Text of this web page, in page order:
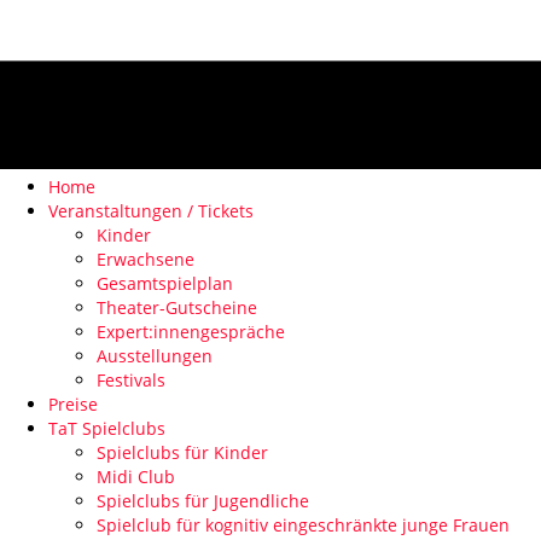
Home
Veranstaltungen / Tickets
Kinder
Erwachsene
Gesamtspielplan
Theater-Gutscheine
Expert:innengespräche
Ausstellungen
Festivals
Preise
TaT Spielclubs
Spielclubs für Kinder
Midi Club
Spielclubs für Jugendliche
Spielclub für kognitiv eingeschränkte junge Frauen